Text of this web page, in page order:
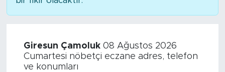
Giresun Çamoluk08 Ağustos 2026
Cumartesi nöbetçi eczane adres, telefon
ve konumları